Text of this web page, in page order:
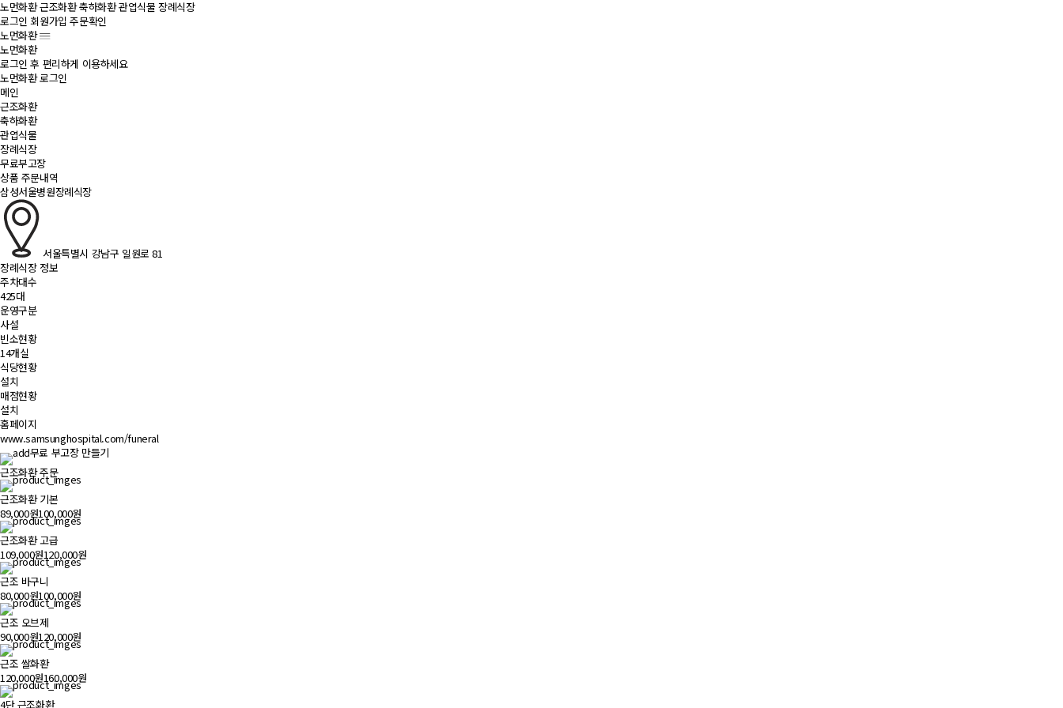
노먼화환근조화환축하화환관엽식물 장례식장
로그인 회원가입 주문확인
노먼화환
노먼화환
로그인 후 편리하게 이용하세요
노먼화환 로그인
메인
근조화환
축하화환
관엽식물
장례식장
무료부고장
상품 주문내역
삼성서울병원장례식장
서울특별시 강남구 일원로 81
장례식장 정보
주차대수
425대
운영구분
사설
빈소현황
14개실
식당현황
설치
매점현황
설치
홈페이지
www.samsunghospital.com/funeral
무료 부고장 만들기
근조화환 주문
근조화환 기본
89,000원100,000원
근조화환 고급
109,000원120,000원
근조 바구니
80,000원100,000원
근조 오브제
90,000원120,000원
근조 쌀화환
120,000원160,000원
4단 근조화환